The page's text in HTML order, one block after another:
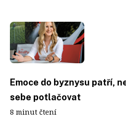
Emoce do byznysu patří,
sebe potlačovat
8 minut čtení